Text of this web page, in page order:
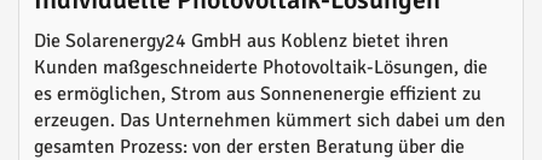
Die Solarenergy24 GmbH aus Koblenz bietet ihren
Kunden maßgeschneiderte Photovoltaik-Lösungen, die
es ermöglichen, Strom aus Sonnenenergie effizient zu
erzeugen. Das Unternehmen kümmert sich dabei um den
gesamten Prozess: von der ersten Beratung über die